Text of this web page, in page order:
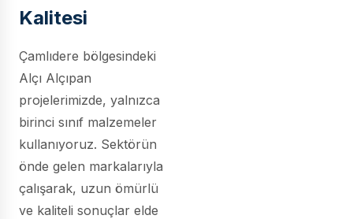
Kalitesi
Çamlıdere bölgesindeki
Alçı Alçıpan
projelerimizde, yalnızca
birinci sınıf malzemeler
kullanıyoruz. Sektörün
önde gelen markalarıyla
çalışarak, uzun ömürlü
ve kaliteli sonuçlar elde